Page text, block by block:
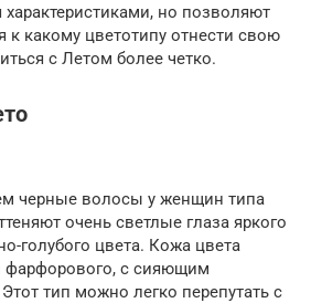
но позволяют
к какому цветотипу отнести свою
с Летом более четко.
черные волосы у женщин типа
очень светлые глаза яркого
голубого цвета. Кожа цвета
фарфорового, с сияющим
тип можно легко перепутать с